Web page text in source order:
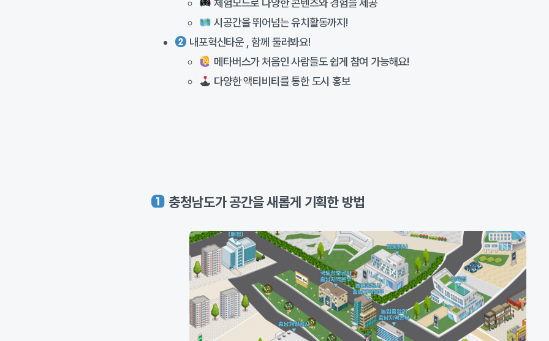
체험모드로 다양한 콘텐츠와 경험을 제공
시공간을 뛰어넘는 유치활동까지!
내포혁신타운 , 함께 둘러봐요!
메타버스가 처음인 사람들도 쉽게 참여 가능해요!
다양한 액티비티를 통한 도시 홍보
충청남도가 공간을 새롭게 기획한 방법